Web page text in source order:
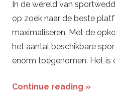
In de wereld van
op zoek naar de beste
maximaliseren. Met de
het aantal beschikbare
enorm toegenomen. Het is
Continue reading »